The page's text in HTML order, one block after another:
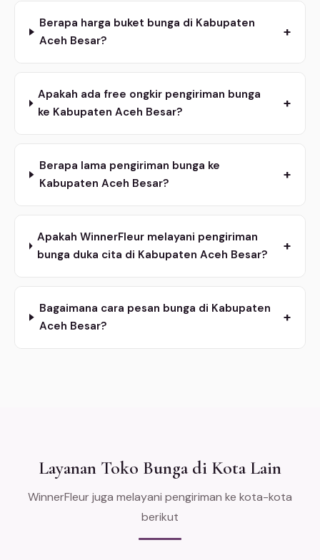
Berapa harga buket bunga di Kabupaten
Aceh Besar?
+
Apakah ada free ongkir pengiriman bunga
ke Kabupaten Aceh Besar?
+
Berapa lama pengiriman bunga ke
Kabupaten Aceh Besar?
+
Apakah WinnerFleur melayani pengiriman
bunga duka cita di Kabupaten Aceh Besar?
+
Bagaimana cara pesan bunga di Kabupaten
Aceh Besar?
+
Layanan Toko Bunga di Kota Lain
WinnerFleur juga melayani pengiriman ke kota-kota
berikut